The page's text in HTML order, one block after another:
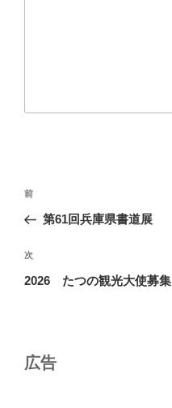
投
ナ
ビ
ゲ
ン
前
の
稿
前
第61回兵庫県書道展
次
の
次
2026 たつの観光大使募集
広告